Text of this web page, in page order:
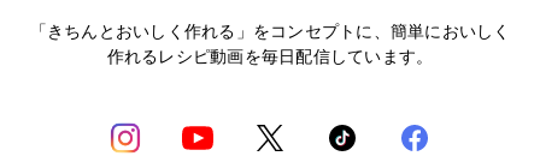
「きちんとおいしく作れる」をコンセプトに、簡単においしく
作れるレシピ動画を毎日配信しています。